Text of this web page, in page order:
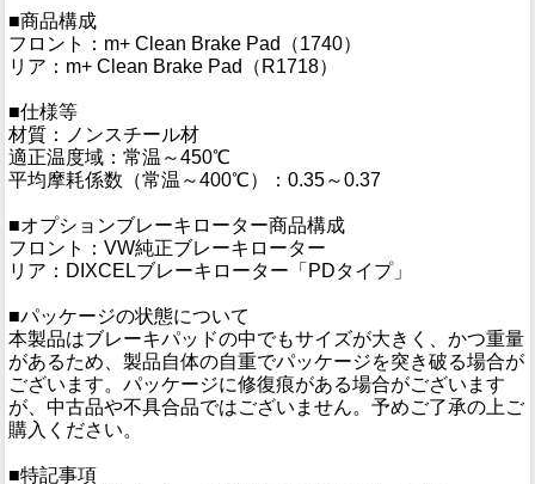
■商品構成
フロント：m+ Clean Brake Pad（1740）
リア：m+ Clean Brake Pad（R1718）
■仕様等
材質：ノンスチール材
適正温度域：常温～450℃
平均摩耗係数（常温～400℃）：0.35～0.37
■オプションブレーキローター商品構成
フロント：VW純正ブレーキローター
リア：DIXCELブレーキローター「PDタイプ」
■パッケージの状態について
本製品はブレーキパッドの中でもサイズが大きく、かつ重量
があるため、製品自体の自重でパッケージを突き破る場合が
ございます。パッケージに修復痕がある場合がございます
が、中古品や不具合品ではございません。予めご了承の上ご
購入ください。
■特記事項